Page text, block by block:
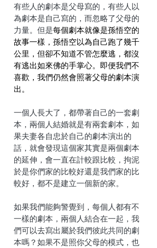
有些人的劇本是父母寫的，有些人以
為劇本是自己寫的，而忽略了父母的
力量。但是每個劇本就像是孫悟空的
故事一樣，孫悟空以為自己跑了幾千
公里，但卻不知道不管怎麼逃，都沒
有逃出如來佛的手掌心。即便我們不
喜歡，我們仍然會照著父母的劇本演
出。
一個人長大了，都帶著自己的一套劇
本，兩個人結婚就是有兩套劇本，如
果夫妻各自忠於自己的劇本演出的
話，就會發現這個家其實是兩個劇本
的延伸，會一直在計較跟比較，拘泥
於是你們家的比較好還是我們家的比
較好，都不是建立一個新的家。
如果我們能夠警覺到，每個人都有不
一樣的劇本，兩個人結合在一起，我
們可以去寫出屬於我們彼此共同的劇
本嗎？如果不是照你父母的模式，也